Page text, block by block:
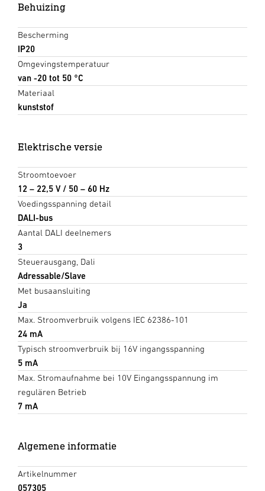
Behuizing
Bescherming
IP20
Omgevingstemperatuur
van -20 tot 50 °C
Materiaal
kunststof
Elektrische versie
Stroomtoevoer
12 – 22,5 V / 50 – 60 Hz
Voedingsspanning detail
DALI-bus
Aantal DALI deelnemers
3
Steuerausgang, Dali
Adressable/Slave
Met busaansluiting
Ja
Max. Stroomverbruik volgens IEC 62386-101
24 mA
Typisch stroomverbruik bij 16V ingangsspanning
5 mA
Max. Stromaufnahme bei 10V Eingangsspannung im
regulären Betrieb
7 mA
Algemene informatie
Artikelnummer
057305